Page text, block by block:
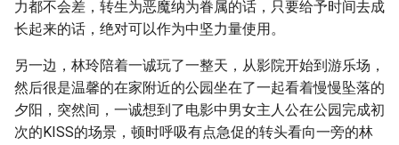
力都不会差，转生为恶魔纳为眷属的话，只要给予时间去成
长起来的话，绝对可以作为中坚力量使用。
另一边，林玲陪着一诚玩了一整天，从影院开始到游乐场，
然后很是温馨的在家附近的公园坐在了一起看着慢慢坠落的
夕阳，突然间，一诚想到了电影中男女主人公在公园完成初
次的KISS的场景，顿时呼吸有点急促的转头看向一旁的林